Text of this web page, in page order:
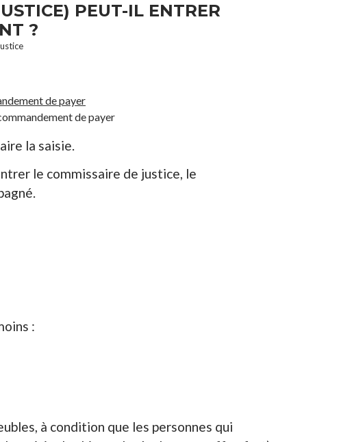
PEUT-IL ENTRER
?
de payer
de payer
la saisie.
le commissaire de justice, le
:
à condition que les personnes qui